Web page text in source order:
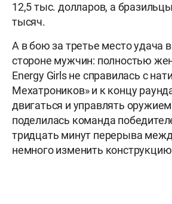
12,5 тыс. долларов, а
тысяч.
А в бою за третье место удача
стороне мужчин: полностью
Energy Girls не справилась с
Мехатроников» и к концу
двигаться и управлять
поделилась команда
тридцать минут перерыва
немного изменить